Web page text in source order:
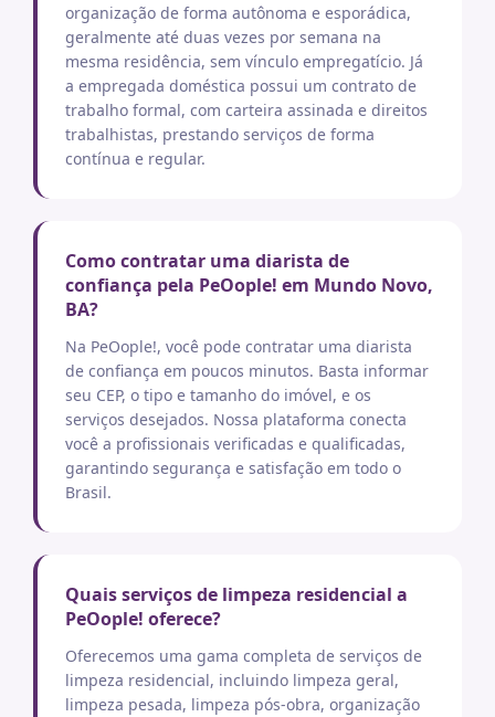
organização de forma autônoma e esporádica,
geralmente até duas vezes por semana na
mesma residência, sem vínculo empregatício. Já
a empregada doméstica possui um contrato de
trabalho formal, com carteira assinada e direitos
trabalhistas, prestando serviços de forma
contínua e regular.
Como contratar uma diarista de
confiança pela PeOople! em Mundo Novo,
BA?
Na PeOople!, você pode contratar uma diarista
de confiança em poucos minutos. Basta informar
seu CEP, o tipo e tamanho do imóvel, e os
serviços desejados. Nossa plataforma conecta
você a profissionais verificadas e qualificadas,
garantindo segurança e satisfação em todo o
Brasil.
Quais serviços de limpeza residencial a
PeOople! oferece?
Oferecemos uma gama completa de serviços de
limpeza residencial, incluindo limpeza geral,
limpeza pesada, limpeza pós-obra, organização